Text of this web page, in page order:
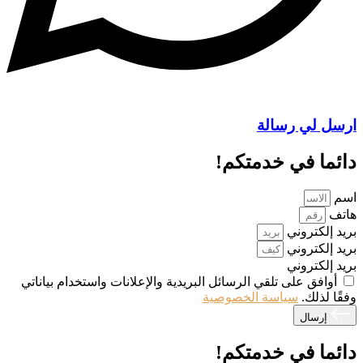
ارسل لي رسالة
دائما في خدمتكم!
اسم
هاتف
بريد إلكتروني
بريد إلكتروني
بريد إلكتروني
أوافق على تلقي الرسائل البريدية والإعلانات واستخدام بياناتي
وفقًا لذلك. سياسة الخصوصية
إرسال
دائما في خدمتكم!